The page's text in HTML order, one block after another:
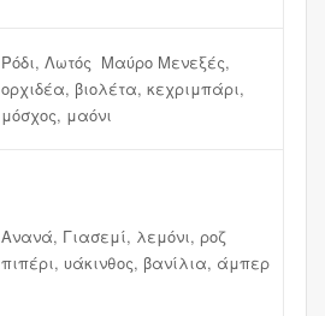
Ρόδι, Λωτός Μαύρο Μενεξές,
ορχιδέα, βιολέτα, κεχριμπάρι,
μόσχος, μαόνι
Ανανά, Γιασεμί, λεμόνι, ροζ
πιπέρι, υάκινθος, βανίλια, άμπερ